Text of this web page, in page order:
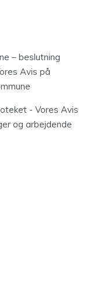
– beslutning
Avis på
- Vores Avis
og arbejdende